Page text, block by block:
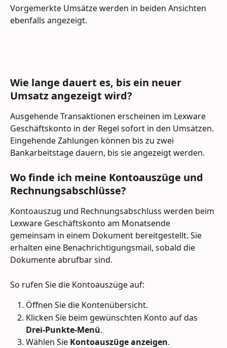
Vorgemerkte Umsätze werden in beiden Ansichten
ebenfalls angezeigt.
Wie lange dauert es, bis ein neuer
Umsatz angezeigt wird?
Ausgehende Transaktionen erscheinen im Lexware
Geschäftskonto in der Regel sofort in den Umsätzen.
Eingehende Zahlungen können bis zu zwei
Bankarbeitstage dauern, bis sie angezeigt werden.
Wo finde ich meine Kontoauszüge und
Rechnungsabschlüsse?
Kontoauszug und Rechnungsabschluss werden beim
Lexware Geschäftskonto am Monatsende
gemeinsam in einem Dokument bereitgestellt. Sie
erhalten eine Benachrichtigungsmail, sobald die
Dokumente abrufbar sind.
So rufen Sie die Kontoauszüge auf:
Öffnen Sie die Kontenübersicht.
Klicken Sie beim gewünschten Konto auf das
Drei-Punkte-Menü.
Wählen Sie Kontoauszüge anzeigen.